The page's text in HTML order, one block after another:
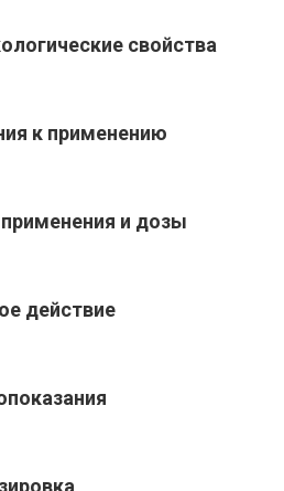
свойства
к применению
и дозы
действие